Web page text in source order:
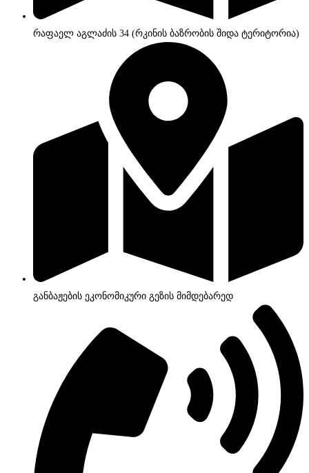
რაფაელ აგლაძის 34 (რკინის ბაზრობის შიდა ტერიტორია)
განბაჟების ეკონომიკური გეზის მიმდებარედ